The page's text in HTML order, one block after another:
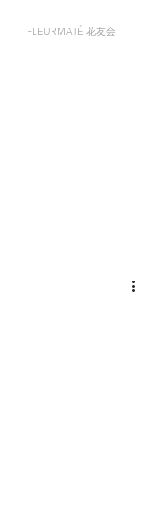
FLEURMATÉ 花友会